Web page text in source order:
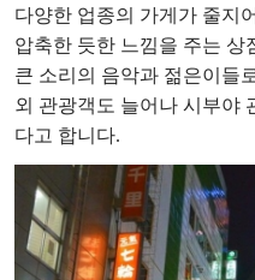
다양한 업종의 가게가 줄지
압축한 듯한 느낌을 주는 상
큰 소리의 음악과 젊은이들
외 관광객도 늘어나 시부야
다고 합니다.